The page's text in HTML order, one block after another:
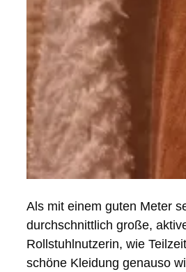
Als mit einem guten Meter
durchschnittlich große,
Rollstuhlnutzerin, wie
schöne Kleidung genauso